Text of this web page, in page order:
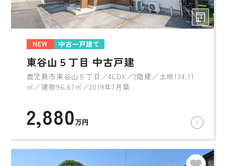
NEW 中古一戸建て
東谷山５丁目 中古戸建
鹿児島市東谷山５丁目／4LDK／2階建／土地134.11
㎡／建物96.67㎡／2019年7月築
2,880万円